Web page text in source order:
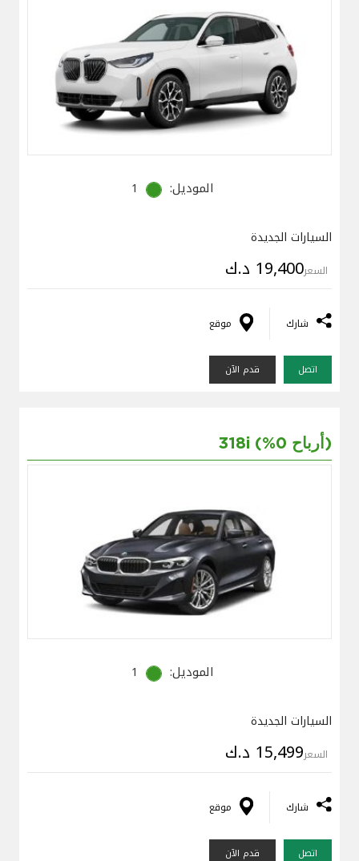
الموديل: 1
السيارات الجديدة
السعر19,400 د.ك
شارك موقع
اتصل قدم الآن
318i (%0 أرباح)
الموديل: 1
السيارات الجديدة
السعر15,499 د.ك
شارك موقع
اتصل قدم الآن